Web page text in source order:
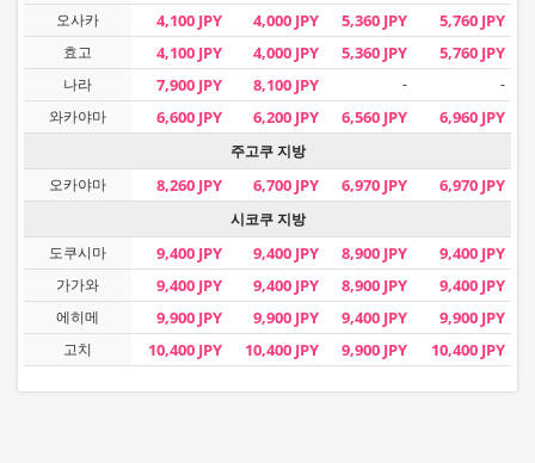
오사카 4,100 JPY 4,000 JPY 5,360 JPY 5,760 JPY
효고 4,100 JPY 4,000 JPY 5,360 JPY 5,760 JPY
나라 7,900 JPY 8,100 JPY -
-
와카야마
6,600 JPY 6,200 JPY 6,560 JPY 6,960 JPY
주고쿠 지방
오카야마
8,260 JPY 6,700 JPY 6,970 JPY 6,970 JPY
시코쿠 지방
도쿠시마
9,400 JPY 9,400 JPY 8,900 JPY 9,400 JPY
가가와 9,400 JPY 9,400 JPY 8,900 JPY 9,400 JPY
에히메 9,900 JPY 9,900 JPY 9,400 JPY 9,900 JPY
고치 10,400 JPY 10,400 JPY 9,900 JPY 10,400 JPY